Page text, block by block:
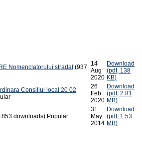
Nomenclatorului stradal (937
14
Aug
2020
Download
(pdf, 138
KB)
Consiliul local 20 02
26
Feb
2020
Download
(pdf, 2.81
MB)
downloads) Popular
31
May
2014
Download
(pdf, 1.53
MB)